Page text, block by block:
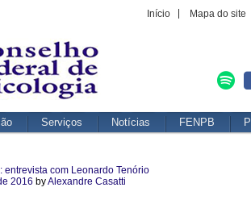
Início Mapa do site
Serviços Notícias FENPB
entrevista com Leonardo Tenório
2016 byAlexandre Casatti